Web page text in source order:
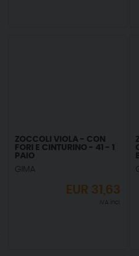
ZOCCOLI VIOLA - CON
FORI E CINTURINO - 41 - 1
PAIO
GIMA
EUR 31,63
IVA incl.